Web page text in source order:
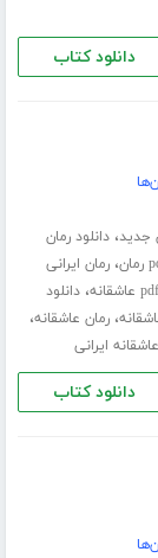
دانلود کتاب
جدید،دانلود رمان
،رمان ایرانی
pdf عاشقانه ،دانلود
،رمان عاشقانه،
ایرانی
دانلود کتاب